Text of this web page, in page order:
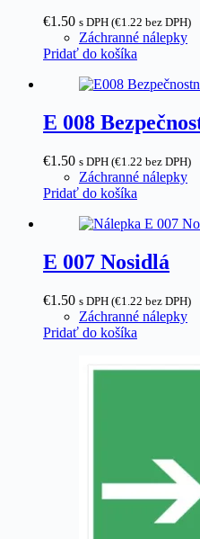
€1.50 s DPH (€1.22 bez DPH)
Záchranné nálepky
Pridať do košíka
E 008
€1.50 s DPH (€1.22 bez DPH)
Záchranné nálepky
Pridať do košíka
E 007 Nosidlá
€1.50 s DPH (€1.22 bez DPH)
Záchranné nálepky
Pridať do košíka